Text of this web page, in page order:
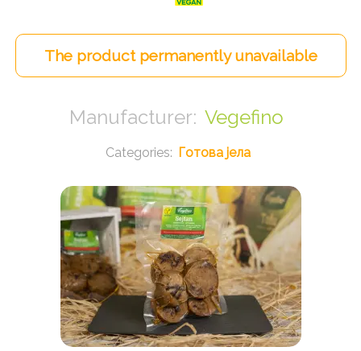
Vegefino
Готова јела